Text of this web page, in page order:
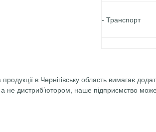
- Транспорт
в Чернігівську область вимагає
не дистриб’ютором, наше підприємство може